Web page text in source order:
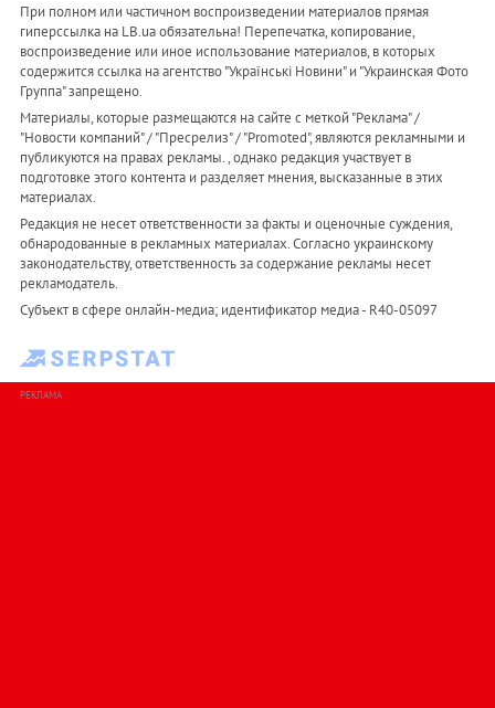
При полном или частичном воспроизведении материалов прямая
гиперссылка на LB.ua обязательна! Перепечатка, копирование,
воспроизведение или иное использование материалов, в которых
содержится ссылка на агентство "Українськi Новини" и "Украинская Фото
Группа" запрещено.
Материалы, которые размещаются на сайте с меткой "Реклама" /
"Новости компаний" / "Пресрелиз" / "Promoted", являются рекламными и
публикуются на правах рекламы. , однако редакция участвует в
подготовке этого контента и разделяет мнения, высказанные в этих
материалах.
Редакция не несет ответственности за факты и оценочные суждения,
обнародованные в рекламных материалах. Согласно украинскому
законодательству, ответственность за содержание рекламы несет
рекламодатель.
Субъект в сфере онлайн-медиа; идентификатор медиа - R40-05097
РЕКЛАМА